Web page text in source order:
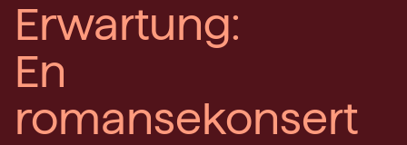
Erwartung:
En
romansekonsert